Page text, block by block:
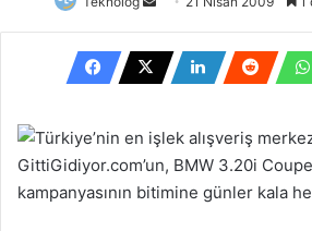
posta
göndermek
Türkiye’nin en işlek alışveriş
GittiGidiyor.com’un, BMW 3.20i
kampanyasının bitimine günler kala